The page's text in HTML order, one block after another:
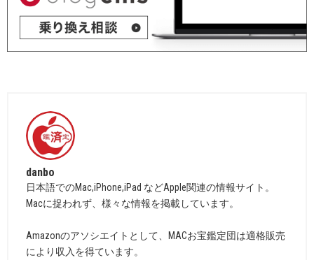
danbo
日本語でのMac,iPhone,iPad などApple関連の情報サイト。
Macに捉われず、様々な情報を掲載しています。
Amazonのアソシエイトとして、MACお宝鑑定団は適格販売
により収入を得ています。